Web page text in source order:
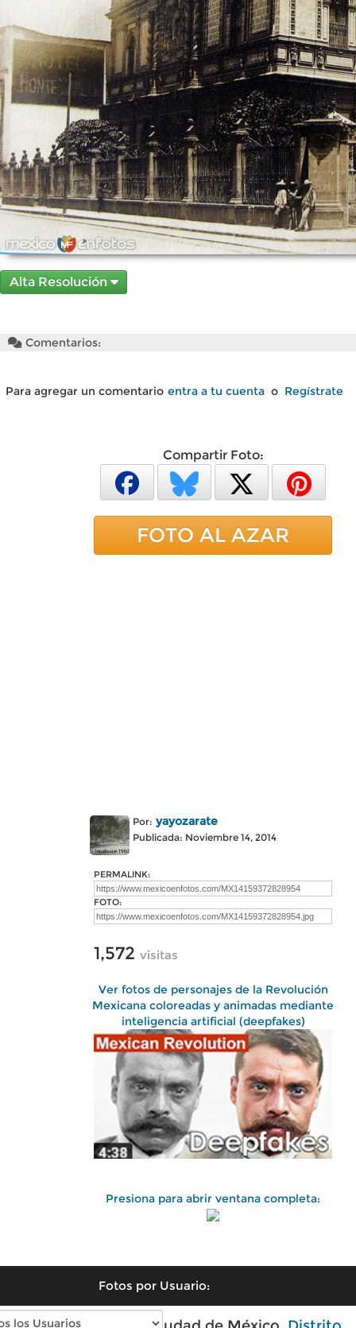
Alta Resolución
Comentarios:
Para agregar un comentario entra a tu cuenta o Regístrate
Compartir Foto:
FOTO AL AZAR
Por: yayozarate
Publicada: Noviembre 14, 2014
PERMALINK:
FOTO:
1,572 visitas
Ver fotos de personajes de la Revolución
Mexicana coloreadas y animadas mediante
inteligencia artificial (deepfakes)
Presiona para abrir ventana completa:
Fotos por Usuario: